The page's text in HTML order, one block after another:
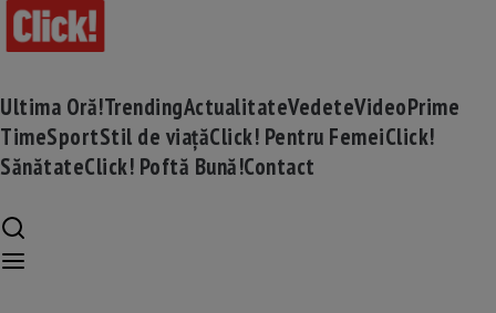
Ultima Oră!TrendingActualitateVedeteVideoPrime
TimeSportStil de viațăClick! Pentru FemeiClick!
SănătateClick! Poftă Bună!Contact